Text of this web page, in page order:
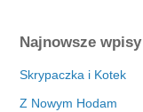
Najnowsze wpisy
Skrypaczka i Kotek
Z Nowym Hodam